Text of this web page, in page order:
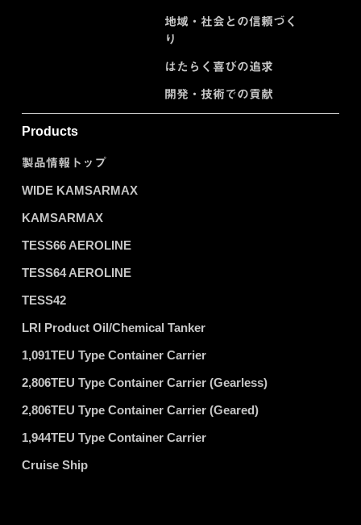
地域・社会との信頼づく
り
はたらく喜びの追求
開発・技術での貢献
Products
製品情報トップ
WIDE KAMSARMAX
KAMSARMAX
TESS66 AEROLINE
TESS64 AEROLINE
TESS42
LRI Product Oil/Chemical Tanker
1,091TEU Type Container Carrier
2,806TEU Type Container Carrier (Gearless)
2,806TEU Type Container Carrier (Geared)
1,944TEU Type Container Carrier
Cruise Ship